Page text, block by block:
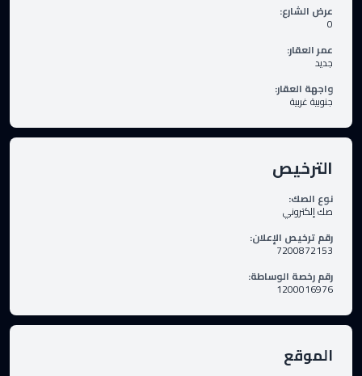
عرض الشارع:
0
عمر العقار:
جديد
واجهة العقار:
جنوبية غربية
الترخيص
نوع الصك:
صك إلكتروني
رقم ترخيص الإعلان:
7200872153
رقم رخصة الوساطة:
1200016976
الموقع